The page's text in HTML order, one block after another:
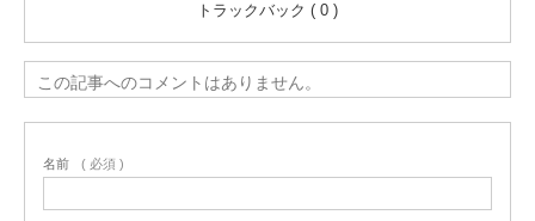
トラックバック ( 0 )
この記事へのコメントはありません。
名前 ( 必須 )